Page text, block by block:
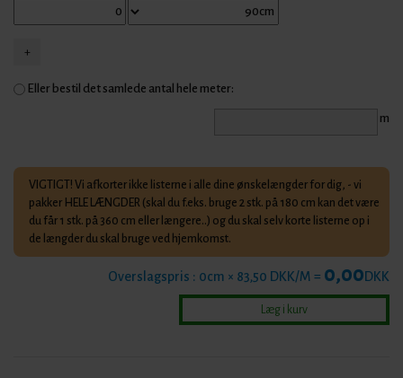
Eller bestil det samlede antal hele meter:
m
VIGTIGT! Vi afkorter ikke listerne i alle dine ønskelængder for dig, - vi
pakker HELE LÆNGDER (skal du f.eks. bruge 2 stk. på 180 cm kan det være
du får 1 stk. på 360 cm eller længere..) og du skal selv korte listerne op i
de længder du skal bruge ved hjemkomst.
Overslagspris : 0cm × 83,50 DKK/M = 0,00DKK